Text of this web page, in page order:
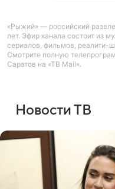
«Рыжий» — российский
лет. Эфир канала состоит из
сериалов, фильмов, реалити-
Смотрите полную
Саратов на «ТВ Mail».
Новости ТВ